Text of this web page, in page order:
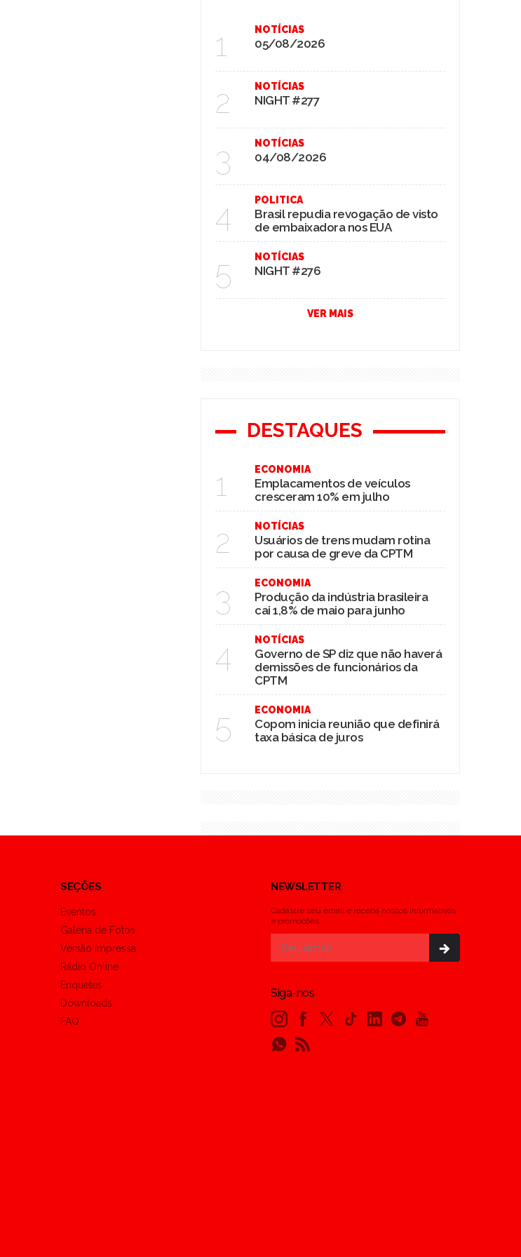
1 NOTÍCIAS
05/08/2026
2 NOTÍCIAS
NIGHT #277
3 NOTÍCIAS
04/08/2026
4 POLITICA
Brasil repudia revogação de visto
de embaixadora nos EUA
5 NOTÍCIAS
NIGHT #276
VER MAIS
DESTAQUES
1 ECONOMIA
Emplacamentos de veículos
cresceram 10% em julho
2 NOTÍCIAS
Usuários de trens mudam rotina
por causa de greve da CPTM
3 ECONOMIA
Produção da indústria brasileira
cai 1,8% de maio para junho
4 NOTÍCIAS
Governo de SP diz que não haverá
demissões de funcionários da
CPTM
5 ECONOMIA
Copom inicia reunião que definirá
taxa básica de juros
SEÇÕES
Eventos
Galeria de Fotos
Versão Impressa
Rádio Online
Enquetes
Downloads
FAQ
NEWSLETTER
Cadastre seu email e receba nossos informativos
e promocões .
Siga-nos